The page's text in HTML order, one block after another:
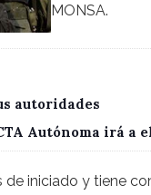
MONSA.
autoridades
Autónoma irá a
de iniciado y tiene